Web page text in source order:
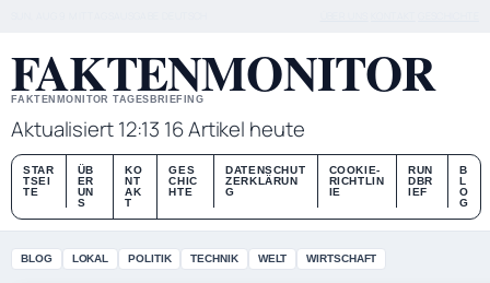
FAKTENMONITOR
FAKTENMONITOR TAGESBRIEFING
Aktualisiert 12:13 16 Artikel heute
STAR
TSEI
TE
ÜB
ER
UN
S
KO
NT
AK
T
GES
CHIC
HTE
DATENSCHUT
ZERKLÄRUN
G
COOKIE-
RICHTLIN
IE
RUN
DBR
IEF
B
L
O
G
BLOG LOKAL POLITIK TECHNIK WELT WIRTSCHAFT